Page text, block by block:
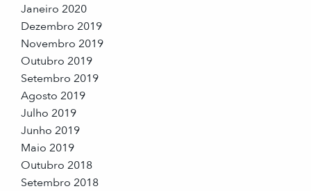
Janeiro 2020
Dezembro 2019
Novembro 2019
Outubro 2019
Setembro 2019
Agosto 2019
Julho 2019
Junho 2019
Maio 2019
Outubro 2018
Setembro 2018